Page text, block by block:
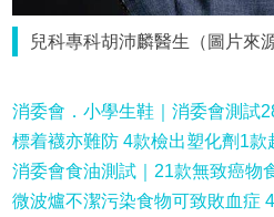
兒科專科胡沛麟醫生（圖片來
消委會．小學生鞋｜消委會測試
標着襪亦難防 4款檢出塑化劑1款
消委會食油測試｜21款無致癌物
微波爐不潔污染食物可致敗血症